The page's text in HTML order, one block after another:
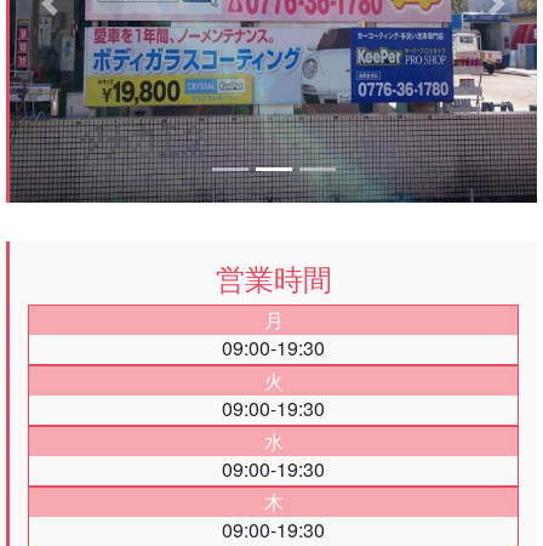
Previous Next
営業時間
月
09:00-19:30
火
09:00-19:30
水
09:00-19:30
木
09:00-19:30